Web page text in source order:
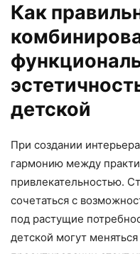
Как
детской
При создании
гармонию между
привлекательностью.
сочетаться с
под растущие
детской могут